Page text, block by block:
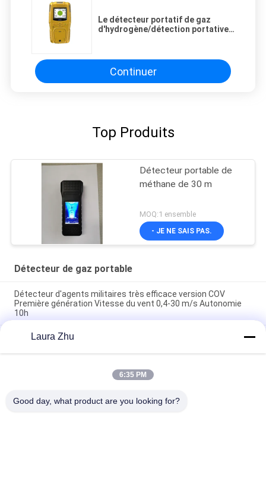
Le détecteur portatif de gaz
d'hydrogène/détection portative
Continuer
Top Produits
Détecteur portable de
méthane de 30 m
MOQ:1 ensemble
- JE NE SAIS PAS.
Détecteur de gaz portable
Détecteur d'agents militaires très efficace version COV
Première génération Vitesse du vent 0,4-30 m/s Autonomie
10h
Détection de gaz intelligent portable Alarme de vibration de
en nuage de grande capacité 6e génération
Détecteur de gaz composite sans fil résistant à l'explosion
Laura Zhu
6:35 PM
Good day, what product are you looking for?